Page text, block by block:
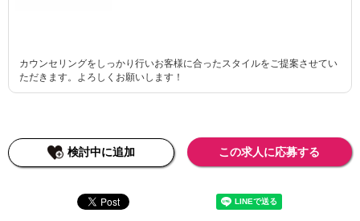
カウンセリングをしっかり行いお客様に合ったスタイルをご提案させてい
ただきます。よろしくお願いします！
検討中に追加 この求人に応募する